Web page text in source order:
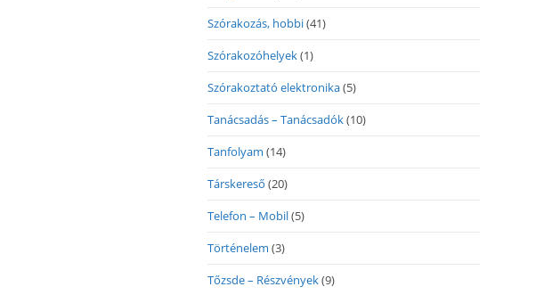
Szórakozás, hobbi(41)
Szórakozóhelyek(1)
Szórakoztató elektronika(5)
Tanácsadás – Tanácsadók(10)
Tanfolyam (14)
Társkereső (20)
Telefon – Mobil(5)
Történelem (3)
Tőzsde – Részvények(9)